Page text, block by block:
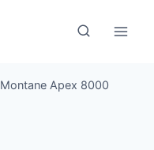
Montane Apex 8000